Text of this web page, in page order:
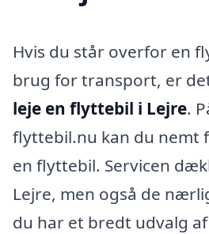
Hvis du står overfor en
brug for transport, er
leje en flyttebil i Lejre.
flyttebil.nu kan du nemt
en flyttebil. Servicen
Lejre, men også de
du har et bredt udvalg